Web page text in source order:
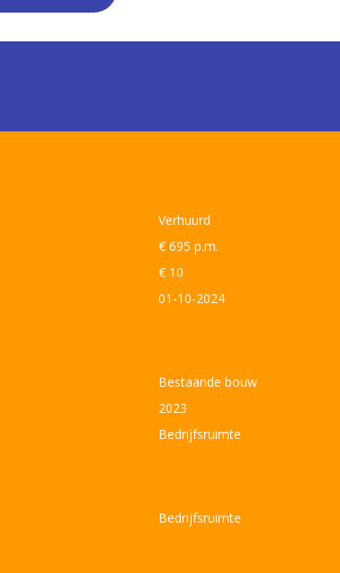
Verhuurd
€ 695 p.m.
€ 10
01-10-2024
Bestaande bouw
2023
Bedrijfsruimte
Bedrijfsruimte